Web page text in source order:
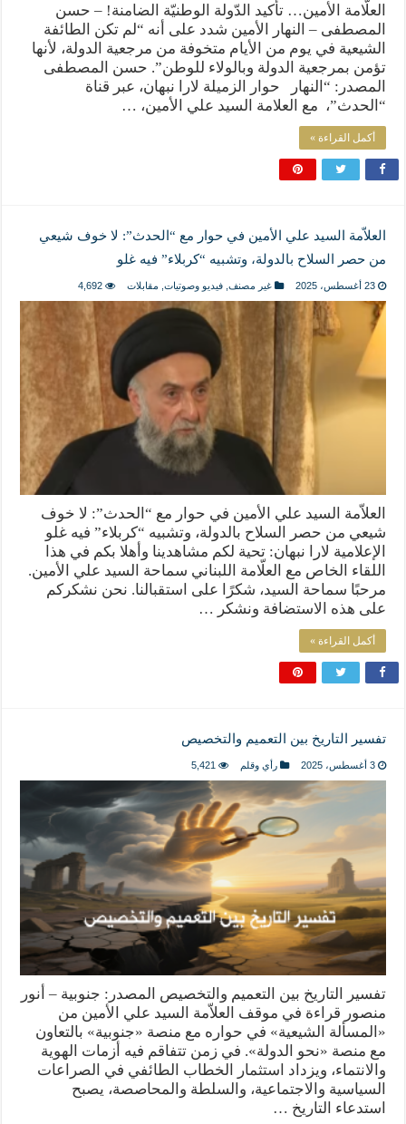
العلّامة الأمين… تأكيد الدّولة الوطنيّة الضامنة! – حسن
المصطفى – النهار الأمين شدد على أنه “لم تكن الطائفة
الشيعية في يوم من الأيام متخوفة من مرجعية الدولة، لأنها
تؤمن بمرجعية الدولة وبالولاء للوطن”. حسن المصطفى
المصدر: “النهار حوار الزميلة لارا نبهان، عبر قناة
“الحدث”، مع العلامة السيد علي الأمين، …
أكمل القراءة »
العلاّمة السيد علي الأمين في حوار مع “الحدث”: لا خوف شيعي
من حصر السلاح بالدولة، وتشبيه “كربلاء” فيه غلو
23 أغسطس، 2025 غير مصنف, فيديو وصوتيات, مقابلات 4,692
العلاّمة السيد علي الأمين في حوار مع “الحدث”: لا خوف
شيعي من حصر السلاح بالدولة، وتشبيه “كربلاء” فيه غلو
الإعلامية لارا نبهان: تحية لكم مشاهدينا وأهلا بكم في هذا
اللقاء الخاص مع العلّامة اللبناني سماحة السيد علي الأمين.
مرحبًا سماحة السيد، شكرًا على استقبالنا. نحن نشكركم
على هذه الاستضافة ونشكر …
أكمل القراءة »
تفسير التاريخ بين التعميم والتخصيص
3 أغسطس، 2025 رأي وقلم 5,421
تفسير التاريخ بين التعميم والتخصيص المصدر: جنوبية – أنور
منصور قراءة في موقف العلاّمة السيد علي الأمين من
«المسألة الشيعية» في حواره مع منصة «جنوبية» بالتعاون
مع منصة «نحو الدولة». في زمن تتفاقم فيه أزمات الهوية
والانتماء، ويزداد استثمار الخطاب الطائفي في الصراعات
السياسية والاجتماعية، والسلطة والمحاصصة، يصبح
استدعاء التاريخ …